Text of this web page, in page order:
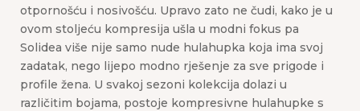
otpornošću i nosivošću. Upravo zato ne čudi, kako je u
ovom stoljeću kompresija ušla u modni fokus pa
Solidea više nije samo nude hulahupka koja ima svoj
zadatak, nego lijepo modno rješenje za sve prigode i
profile žena. U svakoj sezoni kolekcija dolazi u
različitim bojama, postoje kompresivne hulahupke s